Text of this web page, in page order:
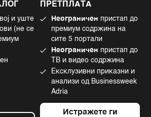
и уште
(не се
ПРЕТПЛАТА
Неограничен пристап до
премиум содржина на
сите 5 портали
Неограничен пристап до
ТВ и видео содржина
Ексклузивни приказни и
анализи од Businessweek
Adria
Истражете ги
интелигенција
Tiktok
L.P. All Rights Reserved. BLOOMBERG and the
registered trademarks and service marks of
or its subsidiaries, displayed with permission
Adria is a Mtel Swiss SA Property
News CMS by Cubes